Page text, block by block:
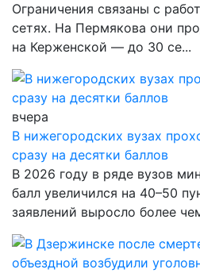
Ограничения связаны с
сетях. На Пермякова они
на Керженской — до 30 се...
вчера
В нижегородских вузах
сразу на десятки баллов
В 2026 году в ряде вузов
балл увеличился на 40–50
заявлений выросло более